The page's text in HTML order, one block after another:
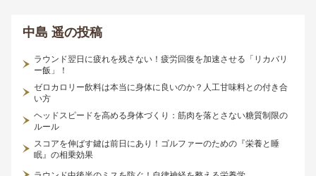
中島 遥の投稿
ラウンド翌日に疲れを残さない！疲労回復を加速させる「リカバリ
ー飯」！
ゼロカロリー飲料は本当に身体に良いのか？人工甘味料との付き合
い方
ヘッドスピードを高める身体づくり：筋肉を落とさない糖質制限の
ルール
スコアを伸ばす鍵は前日にあり！ゴルファーのための『栄養と睡
眠』の相乗効果